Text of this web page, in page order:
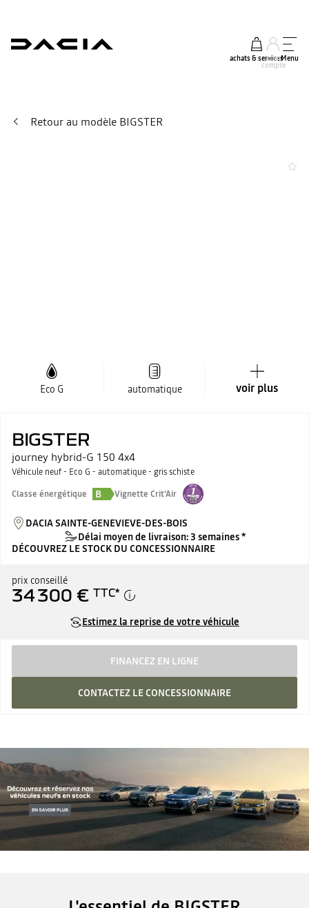
achats & services
mon
compte
Menu
Retour au modèle BIGSTER
Eco G automatique voir plus
BIGSTER
journey hybrid-G 150 4x4
Véhicule neuf - Eco G - automatique - gris schiste
Classe énergétique
B Vignette Crit'Air
DACIA SAINTE-GENEVIEVE-DES-BOIS
Délai moyen de livraison: 3 semaines *
DÉCOUVREZ LE STOCK DU CONCESSIONNAIRE
prix conseillé
34 300 € TTC*
Estimez la reprise de votre véhicule
FINANCEZ EN LIGNE
CONTACTEZ LE CONCESSIONNAIRE